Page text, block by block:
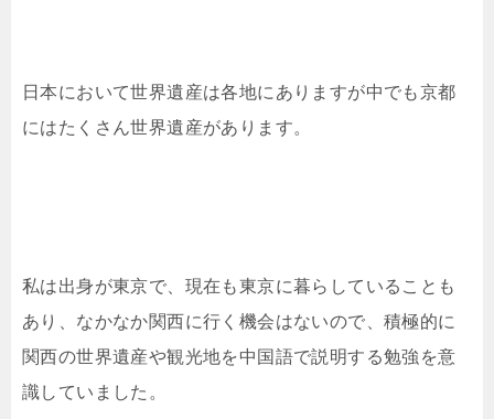
日本において世界遺産は各地にありますが中でも京都
にはたくさん世界遺産があります。
私は出身が東京で、現在も東京に暮らしていることも
あり、なかなか関西に行く機会はないので、積極的に
関西の世界遺産や観光地を中国語で説明する勉強を意
識していました。